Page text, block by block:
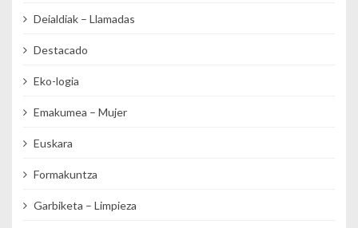
Deialdiak – Llamadas
Destacado
Eko-logia
Emakumea – Mujer
Euskara
Formakuntza
Garbiketa – Limpieza